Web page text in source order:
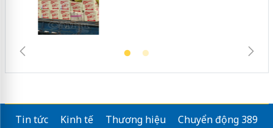
Tin tức Kinh tế Thương hiệu
Chuyển động 389